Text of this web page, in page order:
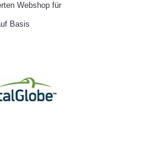
Webshop für
Basis